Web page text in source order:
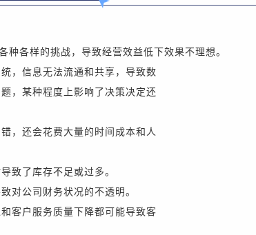
种各样的挑战，导致经营效益低下效果不理想。
，信息无法流通和共享，导致数
，某种程度上影响了决策决定还
，还会花费大量的时间成本和人
致了库存不足或过多。
对公司财务状况的不透明。
客户服务质量下降都可能导致客